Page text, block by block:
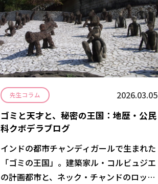
先生コラム
2026.03.05
ゴミと天才と、秘密の王国：地歴・公民
科クボデラブログ
インドの都市チャンディガールで生まれた
「ゴミの王国」。建築家ル・コルビュジエ
の計画都市と、ネック・チャンドのロッ